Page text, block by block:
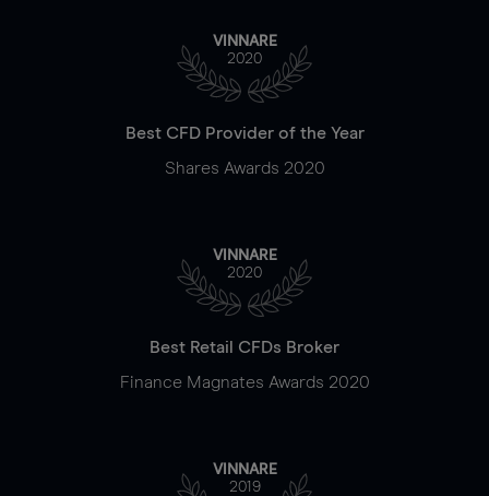
VINNARE
2020
Best CFD Provider of the Year
Shares Awards 2020
VINNARE
2020
Best Retail CFDs Broker
Finance Magnates Awards 2020
VINNARE
2019